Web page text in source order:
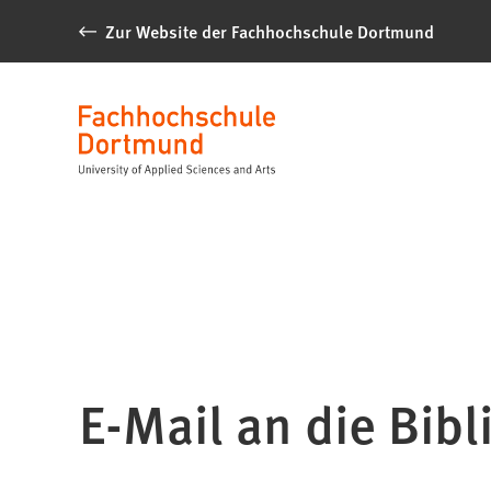
Inhalt anspringenZur Website der Fachhochschule Dortmund
Sprache
E-Mail an die